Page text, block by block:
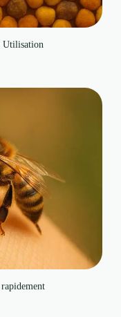
Utilisation